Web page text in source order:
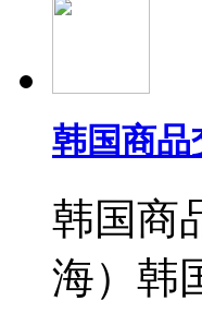
韩国商品
韩国商
海）韩